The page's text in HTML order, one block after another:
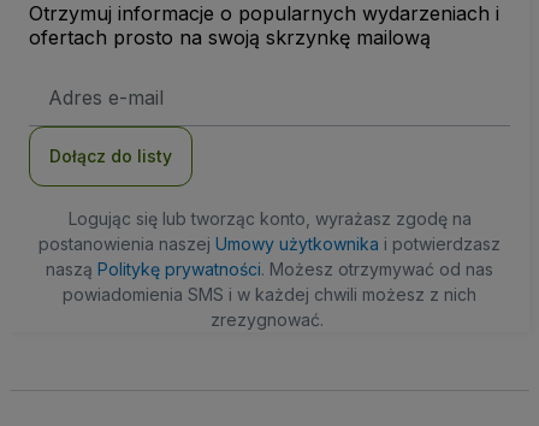
Otrzymuj informacje o popularnych wydarzeniach i
ofertach prosto na swoją skrzynkę mailową
e-
Dołącz do listy
Logując się lub tworząc konto, wyrażasz zgodę na
postanowienia naszej Umowy użytkownika i potwierdzasz
naszą Politykę prywatności. Możesz otrzymywać od nas
powiadomienia SMS i w każdej chwili możesz z nich
zrezygnować.